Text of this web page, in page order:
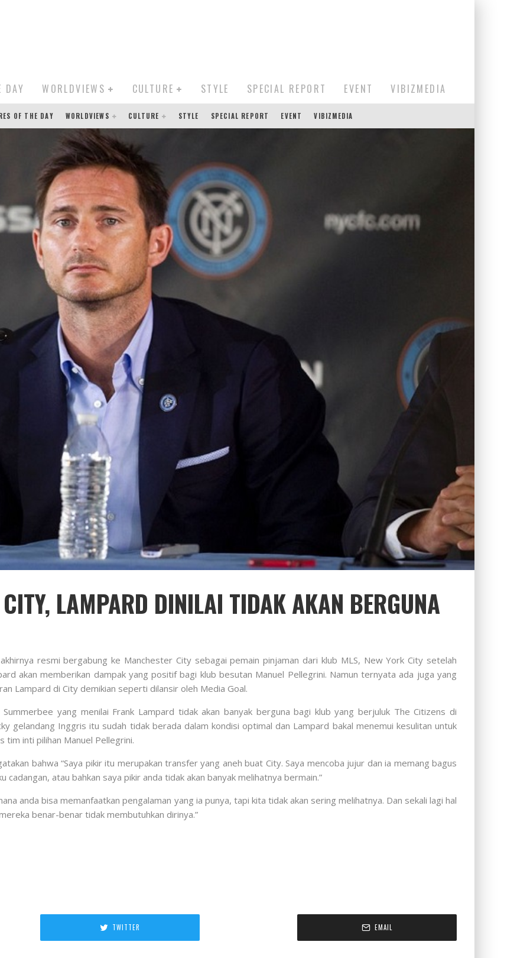
DAY WORLDVIEWS CULTURE STYLE SPECIAL REPORT EVENT VIBIZMEDIA
OF THE DAY WORLDVIEWS CULTURE STYLE SPECIAL REPORT EVENT VIBIZMEDIA
LAMPARD DINILAI TIDAK AKAN BERGUNA
resmi bergabung ke Manchester City sebagai pemain pinjaman dari klub MLS, New York City setelah
akan memberikan dampak yang positif bagi klub besutan Manuel Pellegrini. Namun ternyata ada juga yang
Lampard di City demikian seperti dilansir oleh Media Goal.
yang menilai Frank Lampard tidak akan banyak berguna bagi klub yang berjuluk The Citizens di
gelandang Inggris itu sudah tidak berada dalam kondisi optimal dan Lampard bakal menemui kesulitan untuk
tim inti pilihan Manuel Pellegrini.
bahwa “Saya pikir itu merupakan transfer yang aneh buat City. Saya mencoba jujur dan ia memang bagus
cadangan, atau bahkan saya pikir anda tidak akan banyak melihatnya bermain.”
anda bisa memanfaatkan pengalaman yang ia punya, tapi kita tidak akan sering melihatnya. Dan sekali lagi hal
benar-benar tidak membutuhkan dirinya.”
TWITTER EMAIL